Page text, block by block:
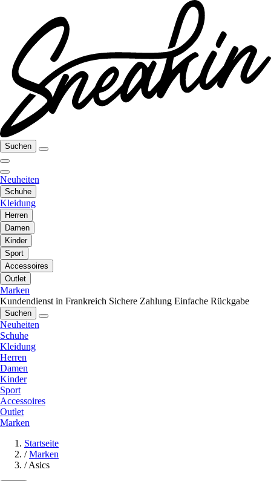
Suchen
Neuheiten
Schuhe
Kleidung
Herren
Damen
Kinder
Sport
Accessoires
Outlet
Marken
Kundendienst in Frankreich Sichere Zahlung Einfache Rückgabe
Suchen
Neuheiten
Schuhe
Kleidung
Herren
Damen
Kinder
Sport
Accessoires
Outlet
Marken
Startseite
/ Marken
/ Asics